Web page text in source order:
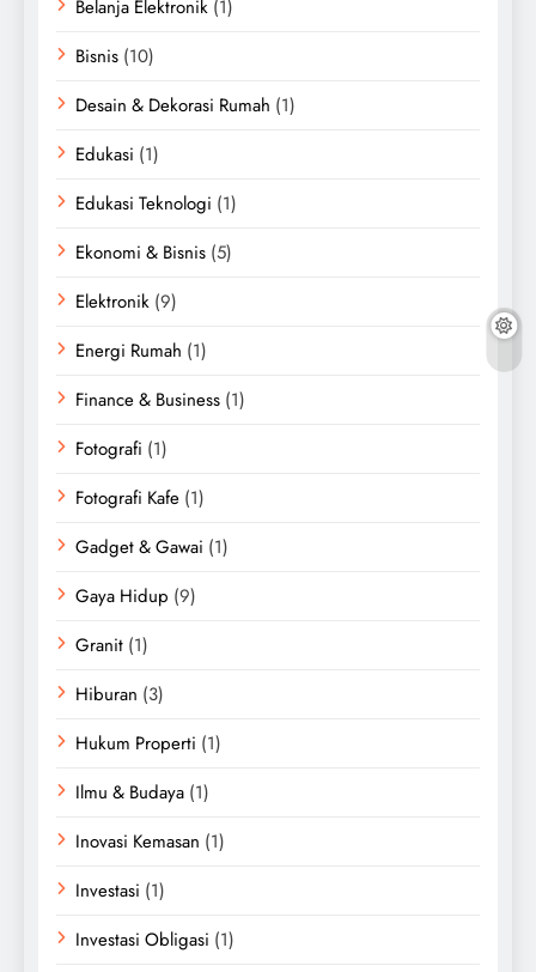
Belanja Elektronik (1)
Bisnis (10)
Desain & Dekorasi Rumah (1)
Edukasi (1)
Edukasi Teknologi (1)
Ekonomi & Bisnis (5)
Elektronik (9)
Energi Rumah (1)
Finance & Business (1)
Fotografi (1)
Fotografi Kafe (1)
Gadget & Gawai (1)
Gaya Hidup (9)
Granit (1)
Hiburan (3)
Hukum Properti (1)
Ilmu & Budaya (1)
Inovasi Kemasan (1)
Investasi (1)
Investasi Obligasi (1)